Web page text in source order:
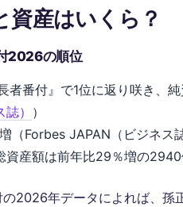
資産はいくら？
2026の順位
者番付』で1位に返り咲き、
） ）
（Forbes JAPAN（ビジネス
資産額は前年比29％増の
2026年データによれば、